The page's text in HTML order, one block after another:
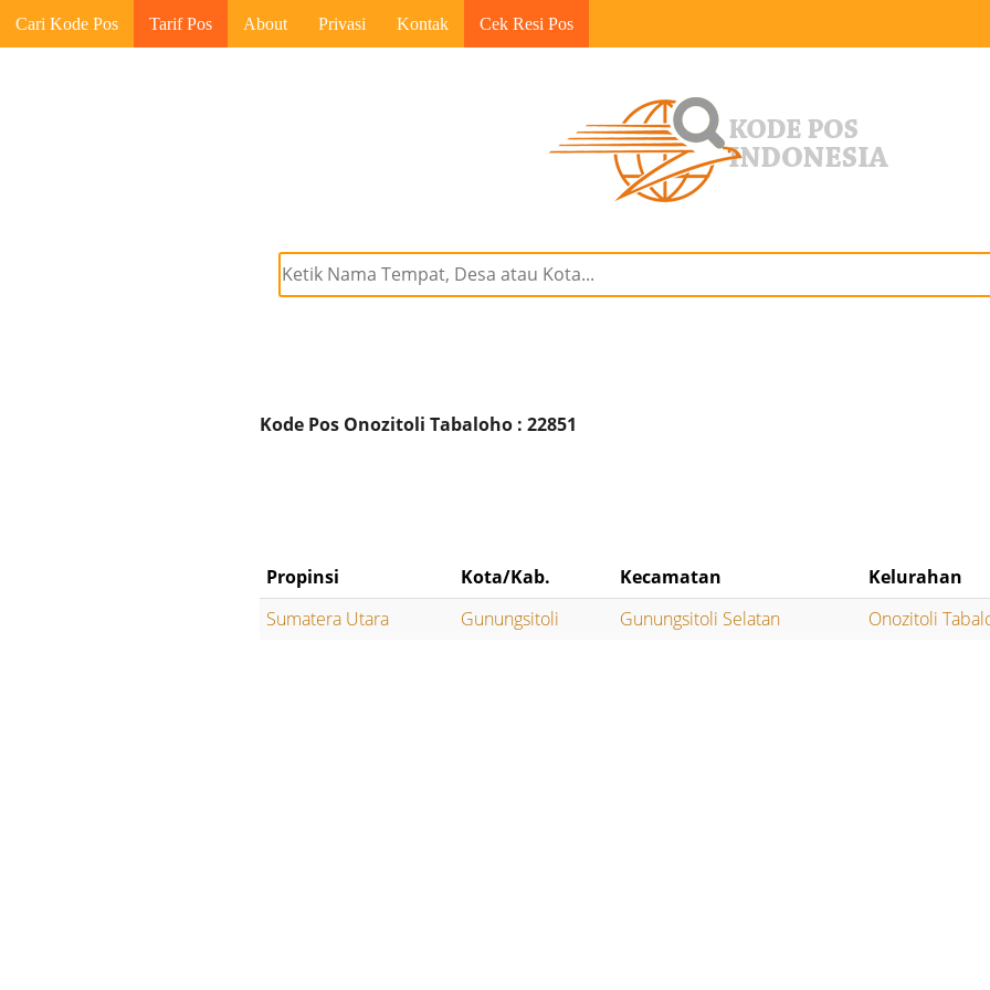
Cari Kode Pos Tarif Pos About Privasi Kontak Cek Resi Pos
Kode Pos Onozitoli Tabaloho : 22851
Propinsi Kota/Kab. Kecamatan
Kelurahan
Sumatera Utara
Gunungsitoli Gunungsitoli Selatan Onozitoli